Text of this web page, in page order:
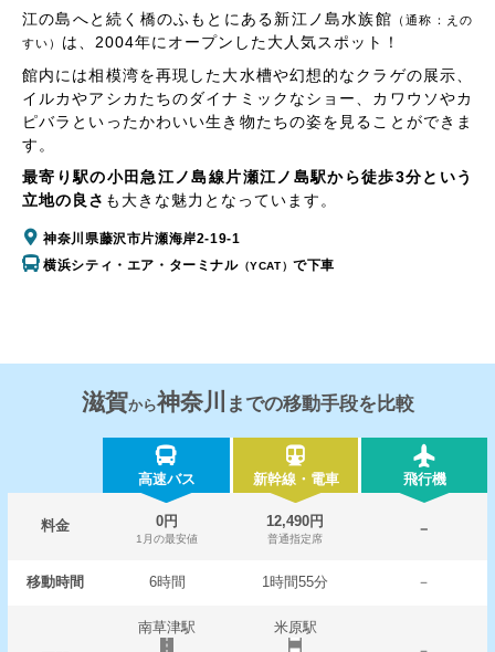
江の島へと続く橋のふもとにある新江ノ島水族館 （通称：えの
すい） は、2004年にオープンした大人気スポット！
館内には相模湾を再現した大水槽や幻想的なクラゲの展示、
イルカやアシカたちのダイナミックなショー、カワウソやカ
ピバラといったかわいい生き物たちの姿を見ることができま
す。
最寄り駅の小田急江ノ島線片瀬江ノ島駅から徒歩3分という
立地の良さ も大きな魅力となっています。
神奈川県藤沢市片瀬海岸2-19-1
横浜シティ・エア・ターミナル（YCAT）で下車
滋賀から神奈川 までの移動手段を比較
高速バス 新幹線・電車 飛行機
料金 0円
1月の最安値
12,490円
普通指定席
－
移動時間 6時間 1時間55分 －
南草津駅
米原駅